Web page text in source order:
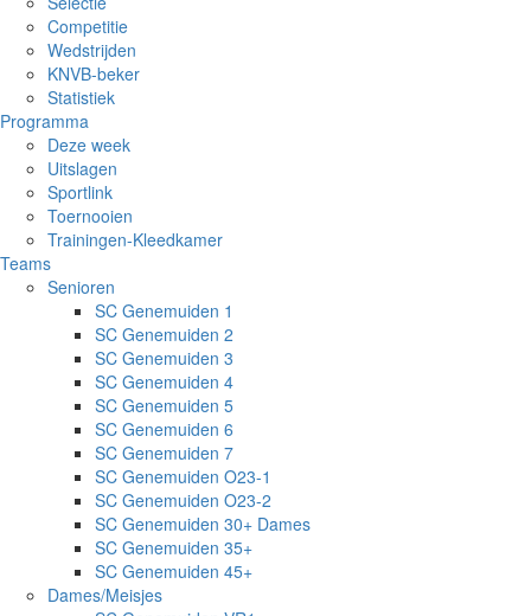
Competitie
Wedstrijden
KNVB-beker
Statistiek
Programma
Deze week
Uitslagen
Sportlink
Toernooien
Trainingen-Kleedkamer
Teams
Senioren
SC Genemuiden 1
SC Genemuiden 2
SC Genemuiden 3
SC Genemuiden 4
SC Genemuiden 5
SC Genemuiden 6
SC Genemuiden 7
SC Genemuiden O23-1
SC Genemuiden O23-2
SC Genemuiden 30+ Dames
SC Genemuiden 35+
SC Genemuiden 45+
Dames/Meisjes